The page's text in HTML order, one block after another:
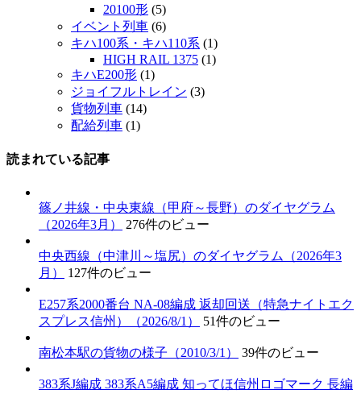
20100形 (5)
イベント列車 (6)
キハ100系・キハ110系 (1)
HIGH RAIL 1375 (1)
キハE200形 (1)
ジョイフルトレイン (3)
貨物列車 (14)
配給列車 (1)
読まれている記事
篠ノ井線・中央東線（甲府～長野）のダイヤグラム
（2026年3月）
276件のビュー
中央西線（中津川～塩尻）のダイヤグラム（2026年3
月）
127件のビュー
E257系2000番台 NA-08編成 返却回送（特急ナイトエク
スプレス信州）（2026/8/1）
51件のビュー
南松本駅の貨物の様子（2010/3/1） 39件のビュー
383系J編成 383系A5編成 知ってほ信州ロゴマーク 長編